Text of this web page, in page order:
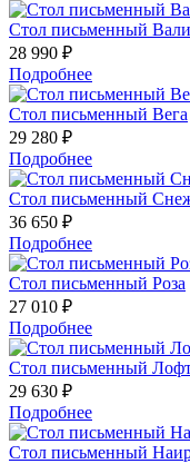
Стол письменный
28 990 ₽
Подробнее
Стол письменный Вега
29 280 ₽
Подробнее
Стол письменный
36 650 ₽
Подробнее
Стол письменный Роза
27 010 ₽
Подробнее
Стол письменный
29 630 ₽
Подробнее
Стол письменный